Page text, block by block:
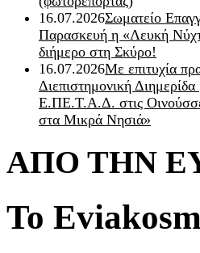
16.07.2026Σωματείο
Παρασκευή η «Λευκή
διήμερο στη Σκύρο!
16.07.2026Με επιτυχία
Διεπιστημονική
Ε.ΠΕ.Τ.Α.Δ. στις
στα Μικρά Νησιά»
ΑΠΟ ΤΗΝ
Το